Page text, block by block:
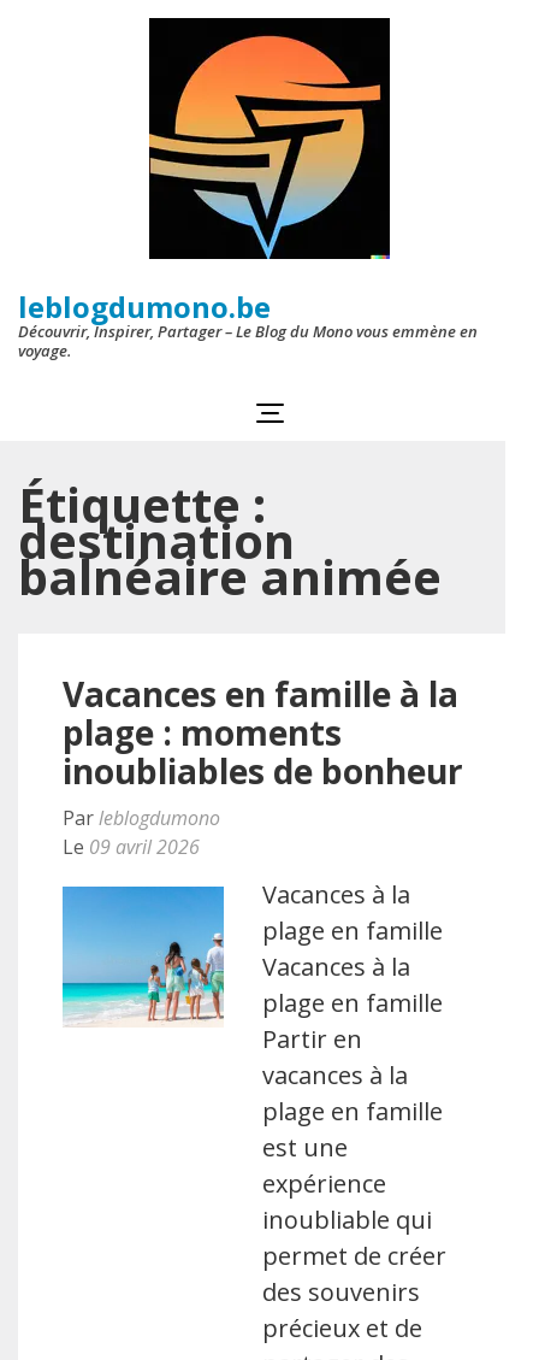
leblogdumono.be
Découvrir, Inspirer, Partager – Le Blog du Mono vous emmène en
voyage.
Étiquette :
destination
balnéaire animée
Vacances en famille à la
plage : moments
inoubliables de bonheur
Parleblogdumono
Le 09 avril 2026
Vacances à la
plage en famille
Vacances à la
plage en famille
Partir en
vacances à la
plage en famille
est une
expérience
inoubliable qui
permet de créer
des souvenirs
précieux et de